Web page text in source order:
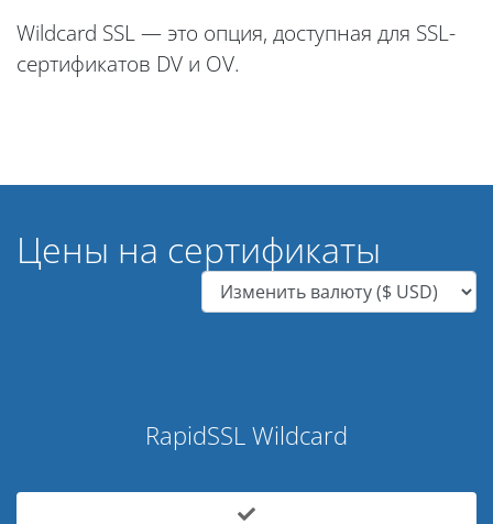
Wildcard SSL — это опция, доступная для SSL-
сертификатов DV и OV.
Цены на сертификаты
RapidSSL Wildcard